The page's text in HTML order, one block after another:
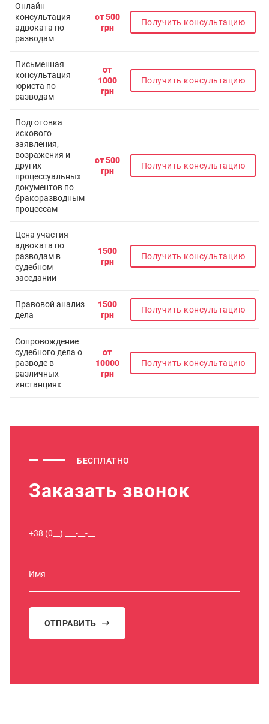
Онлайн
консультация
адвоката по
разводам
от 500
грн
Получить консультацию
Письменная
консультация
юриста по
разводам
от
1000
грн
Получить консультацию
Подготовка
искового
заявления,
возражения и
других
процессуальных
документов по
бракоразводным
процессам
от 500
грн
Получить консультацию
Цена участия
адвоката по
разводам в
судебном
заседании
1500
грн
Получить консультацию
Правовой анализ
дела
1500
грн
Получить консультацию
Сопровождение
судебного дела о
разводе в
различных
инстанциях
от
10000
грн
Получить консультацию
БЕСПЛАТНО
Заказать звонок
ОТПРАВИТЬ